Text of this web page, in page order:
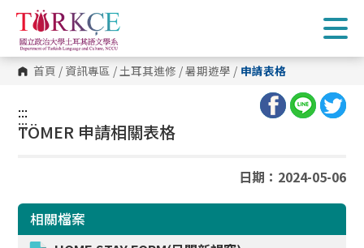
跳
到
主
要
內
容 首頁 / 資訊專區 /土耳其進修 /暑期遊學 / 申請表格
:::
:::
TÖMER 申請相關表格
日期：2024-05-06
相關檔案